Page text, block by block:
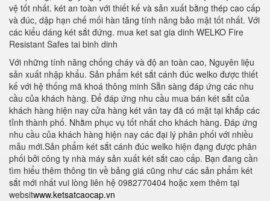
vệ tốt nhất. két an toàn với thiết kế và sản xuất bằng thép cao cấp
và đúc, dập hạn chế mối hàn tăng tính năng bảo mật tốt nhất. Với
các kiểu dáng két sắt đứng. mua ket sat gia dinh WELKO Fire
Resistant Safes tai binh dinh
Với những tính năng chống cháy và độ an toàn cao, Nguyên liệu
sản xuất nhập khẩu. Sản phẩm két sắt cánh đúc welko được thiết
kế với hệ thống mã khoá thông minh Sẵn sàng đáp ứng các nhu
cầu của khách hàng. Để đáp ứng nhu cầu mua bán két sắt của
khách hàng hiện nay cửa hàng két vân tay đã có mặt tại khắp các
tỉnh thành phố. Nhằm phục vụ tốt nhất cho khách hàng. Đáp ứng
nhu cầu của khách hàng hiện nay các đại lý phân phối với nhiều
mẫu mới.Sản phẩm két sắt cánh đúc welko hiện đạng được phân
phối bởi công ty nhà máy sản xuất két sắt cao cấp. Bạn đang cần
tìm hiểu thêm thông tin về bảng giá cũng như các sản phẩm két
sắt mới nhất vui lòng liên hệ 0982770404 hoặc xem thêm tại
websitwww.ketsatcaocap.vn